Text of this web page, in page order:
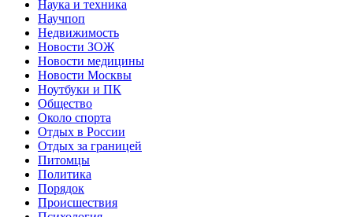
Наука и техника
Научпоп
Недвижимость
Новости ЗОЖ
Новости медицины
Новости Москвы
Ноутбуки и ПК
Общество
Около спорта
Отдых в России
Отдых за границей
Питомцы
Политика
Порядок
Происшествия